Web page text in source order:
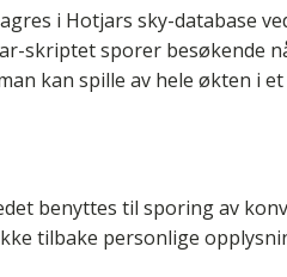
i Hotjars sky-database
skriptet sporer besøkende
kan spille av hele økten i
benyttes til sporing av
tilbake personlige